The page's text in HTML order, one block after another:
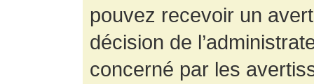
pouvez recevoir un
décision de
concerné par les